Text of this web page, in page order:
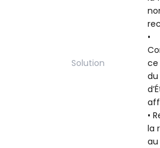
Solution
•
ce
du
•
la